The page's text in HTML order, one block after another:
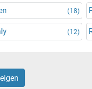
(18)
(12)